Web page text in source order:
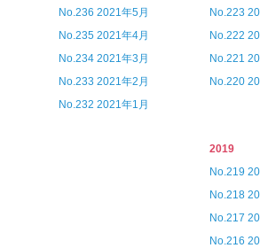
No.236 2021年5月
No.235 2021年4月
No.234 2021年3月
No.233 2021年2月
No.232 2021年1月
No.223
No.222
No.221
No.220
2019
No.219
No.218
No.217
No.216